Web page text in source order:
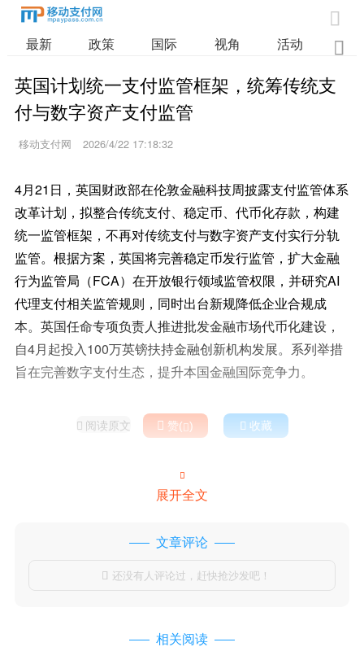

最新 政策 国际 视角 活动 业

英国计划统一支付监管框架，统筹传统支
付与数字资产支付监管
移动支付网 2026/4/22 17:18:32
4月21日，英国财政部在伦敦金融科技周披露支付监管体系
改革计划，拟整合传统支付、稳定币、代币化存款，构建
统一监管框架，不再对传统支付与数字资产支付实行分轨
监管。根据方案，英国将完善稳定币发行监管，扩大金融
行为监管局（FCA）在开放银行领域监管权限，并研究AI
代理支付相关监管规则，同时出台新规降低企业合规成
本。英国任命专项负责人推进批发金融市场代币化建设，
自4月起投入100万英镑扶持金融创新机构发展。系列举措
旨在完善数字支付生态，提升本国金融国际竞争力。
 阅读原文  赞()  收藏

展开全文
文章评论
 还没有人评论过，赶快抢沙发吧！
相关阅读